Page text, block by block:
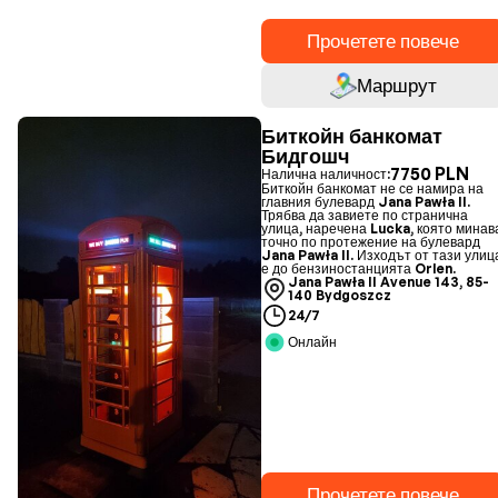
Прочетете повече
Маршрут
Биткойн банкомат
Бидгошч
Налична наличност:7750 PLN
Биткойн банкомат не се намира на
главния булевард Jana Pawła II.
Трябва да завиете по странична
улица, наречена Lucka, която
точно по протежение на булевард
Jana Pawła II. Изходът от тази
е до бензиностанцията Orlen.
Jana Pawła II Avenue 143, 85-
140 Bydgoszcz
24/7
Онлайн